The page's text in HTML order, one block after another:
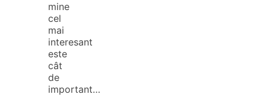
mine
cel
mai
interesant
este
cât
de
important…